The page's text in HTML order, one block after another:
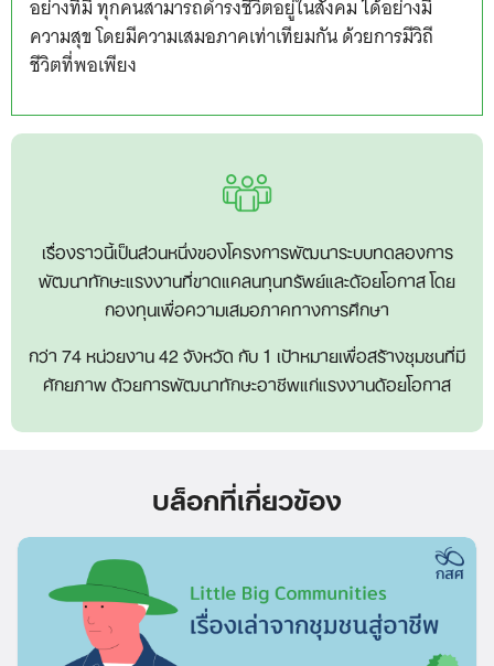
อย่างที่มี ทุกคนสามารถดำรงชีวิตอยู่ในสังคม ได้อย่างมี
ความสุข โดยมีความเสมอภาคเท่าเทียมกัน ด้วยการมีวิถี
ชีวิตที่พอเพียง
เรื่องราวนี้เป็นส่วนหนึ่งของโครงการพัฒนาระบบทดลองการ
พัฒนาทักษะแรงงานที่ขาดแคลนทุนทรัพย์และด้อยโอกาส โดย
กองทุนเพื่อความเสมอภาคทางการศึกษา
กว่า 74 หน่วยงาน 42 จังหวัด กับ 1 เป้าหมายเพื่อสร้างชุมชนที่มี
ศักยภาพ ด้วยการพัฒนาทักษะอาชีพแก่แรงงานด้อยโอกาส
บล็อกที่เกี่ยวข้อง